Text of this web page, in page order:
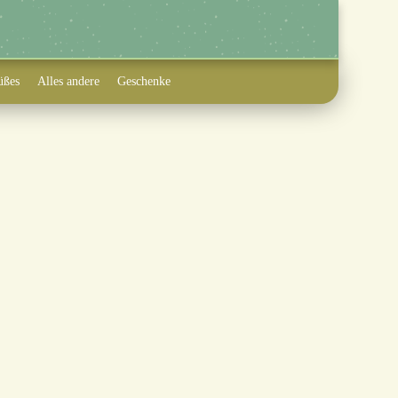
Alles andere Geschenke